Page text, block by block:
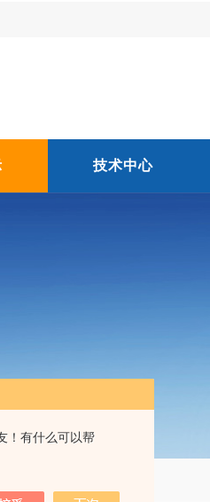
！有什么可以帮
技术中心